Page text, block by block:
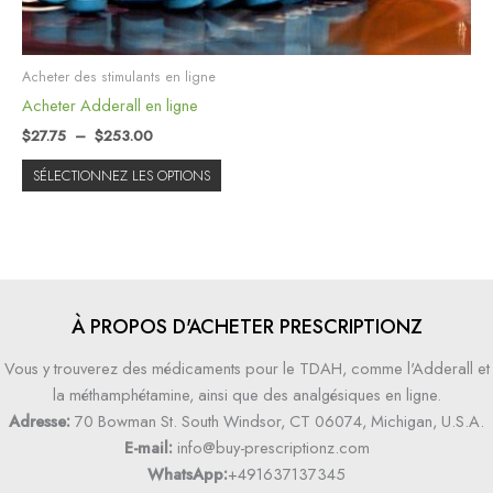
Acheter des stimulants en ligne
Acheter Adderall en ligne
$27.75 – $253.00
SÉLECTIONNEZ LES OPTIONS
la
page
À PROPOS D'ACHETER PRESCRIPTIONZ
Vous y trouverez des médicaments pour le TDAH, comme l'Adderall et
la méthamphétamine, ainsi que des analgésiques en ligne.
Adresse: 70 Bowman St. South Windsor, CT 06074, Michigan, U.S.A.
E-mail: info@buy-prescriptionz.com
WhatsApp:+491637137345